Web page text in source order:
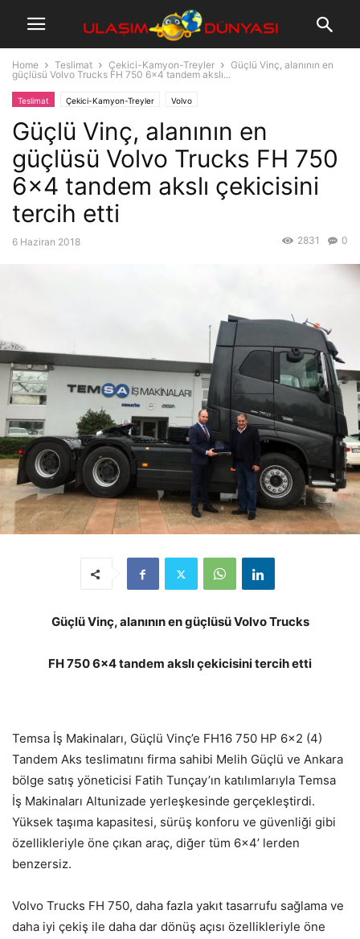
Home Teslimat Çekici-Kamyon-Treyler
Güçlü Vinç, alanının en
güçlüsü Volvo Trucks FH 750 6×4 tandem akslı...
Teslimat Çekici-Kamyon-Treyler Volvo
Güçlü Vinç, alanının en
güçlüsü Volvo Trucks FH 750
6×4 tandem akslı çekicisini
tercih etti
6 Haziran 2018 0
2831
Güçlü Vinç, alanının en güçlüsü Volvo Trucks
FH 750 6×4 tandem akslı çekicisini tercih etti
Temsa İş Makinaları, Güçlü Vinç’e FH16 750 HP 6×2 (4)
Tandem Aks teslimatını firma sahibi Melih Güçlü ve Ankara
bölge satış yöneticisi Fatih Tunçay’ın katılımlarıyla Temsa
İş Makinaları Altunizade yerleşkesinde gerçekleştirdi.
Yüksek taşıma kapasitesi, sürüş konforu ve güvenliği gibi
özellikleriyle öne çıkan araç, diğer tüm 6×4’ lerden
benzersiz.
Volvo Trucks FH 750, daha fazla yakıt tasarrufu sağlama ve
daha iyi çekiş ile daha dar dönüş açısı özellikleriyle öne